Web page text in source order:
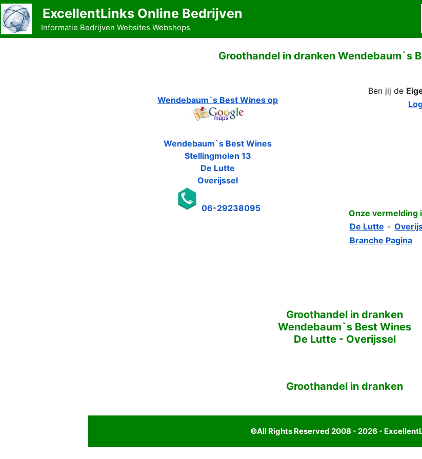
Ga
naar
de
ExcellentLinks Online Bedrijven
Informatie Bedrijven Websites Webshops
Groothandel in dranken Wendebaum`s
Wendebaum`s Best Wines op
Wendebaum`s Best Wines
Stellingmolen 13
De Lutte
Overijssel
06-29238095
Ben jij de
Onze vermelding
De Lutte -
Branche Pagina
Groothandel in dranken
Wendebaum`s Best Wines
De Lutte- Overijssel
Groothandel in dranken
©All Rights Reserved 2008 - 2026 -